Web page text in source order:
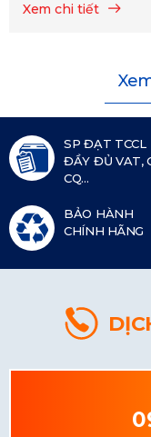
Xem chi tiết
SP ĐẠT TCCL
ĐẦY ĐỦ VAT,
CQ...
BẢO HÀNH
CHÍNH HÃNG